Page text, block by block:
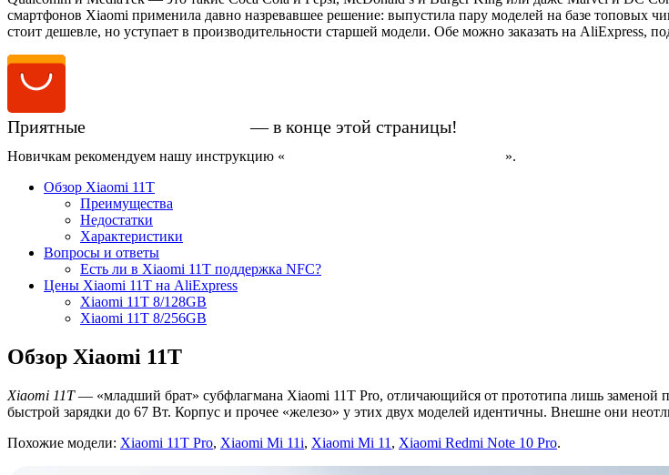
смартфонов Xiaomi применила давно назревавшее решение: выпустила пару моделей на базе топовых
стоит дешевле, но уступает в производительности старшей модели. Обе можно заказать на AliExpress,
Приятные — в конце этой страницы!
Новичкам рекомендуем нашу инструкцию «
».
Обзор Xiaomi 11T
Преимущества
Недостатки
Характеристики
Вопросы и ответы
Есть ли в Xiaomi 11T поддержка NFC?
Цены Xiaomi 11T на AliExpress
Xiaomi 11T 8/128GB
Xiaomi 11T 8/256GB
Обзор Xiaomi 11T
Xiaomi 11T— «младший брат» субфлагмана Xiaomi 11T Pro, отличающийся от прототипа лишь заменой
быстрой зарядки до 67 Вт. Корпус и прочее «железо» у этих двух моделей идентичны. Внешне они
Похожие модели: Xiaomi 11T Pro, Xiaomi Mi 11i, Xiaomi Mi 11 , Xiaomi Redmi Note 10 Pro.